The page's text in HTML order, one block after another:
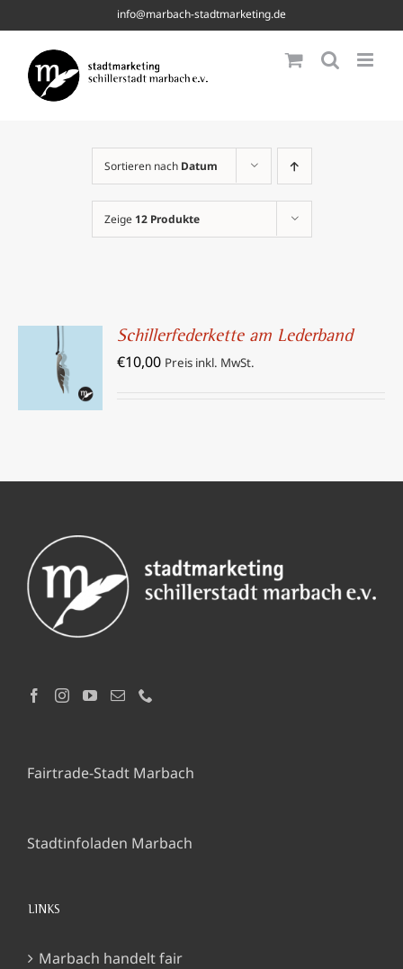
to
content
info@marbach-stadtmarketing.de
Sortieren nach Datum
Zeige 12 Produkte
IN DEN
WARENKORB
/
DETAILS
Schillerfederkette am Lederband
€10,00 Preis inkl. MwSt.
Fairtrade-Stadt Marbach
Stadtinfoladen Marbach
LINKS
Marbach handelt fair